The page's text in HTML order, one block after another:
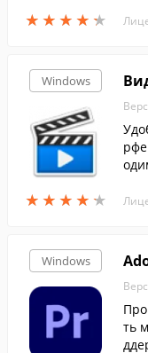
★ ★ ★ ★ ★
★ ★ ★ ★ ★
Windows
★ ★ ★ ★ ★
★ ★ ★ ★ ★
Windows
ть